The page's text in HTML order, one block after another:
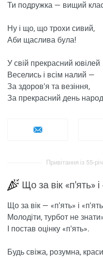
Ти подружка — вищий
Ну і що, що трохи сивий,
Аби щаслива була!
У свій прекрасний ювілей
Веселись і всім налий —
За здоров'я та везіння,
За прекрасний день
Привітання із 55-
Що за вік «п'ять»
Що за вік — «п'ять» і
Молодіти, турбот не
І постав оцінку «п'ять».
Будь свіжа, розумна,